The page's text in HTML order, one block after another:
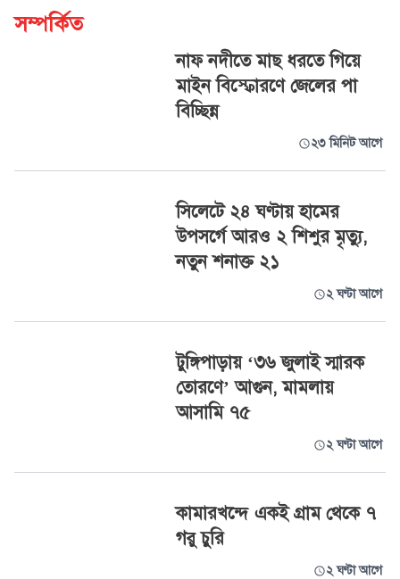
সম্পর্কিত
নাফ নদীতে মাছ ধরতে গিয়ে
মাইন বিস্ফোরণে জেলের পা
বিচ্ছিন্ন
২৩ মিনিট আগে
সিলেটে ২৪ ঘণ্টায় হামের
উপসর্গে আরও ২ শিশুর মৃত্যু,
নতুন শনাক্ত ২১
২ ঘণ্টা আগে
টুঙ্গিপাড়ায় ‘৩৬ জুলাই স্মারক
তোরণে’ আগুন, মামলায়
আসামি ৭৫
২ ঘণ্টা আগে
কামারখন্দে একই গ্রাম থেকে ৭
গরু চুরি
২ ঘণ্টা আগে